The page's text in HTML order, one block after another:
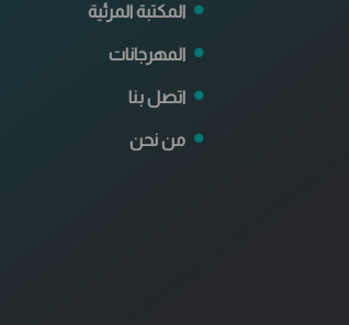
المكتبة المرئية
المهرجانات
اتصل بنا
من نحن